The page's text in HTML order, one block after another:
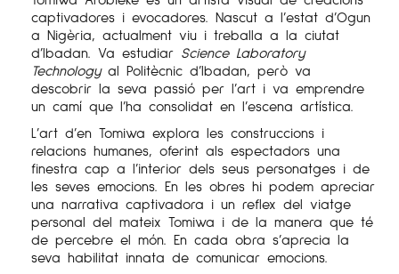
captivadores i evocadores. Nascut a l’estat d’Ogun
a Nigèria, actualment viu i treballa a la ciutat
d’Ibadan. Va estudiar Science Laboratory
Technologyal Politècnic d’Ibadan, però va
descobrir la seva passió per l’art i va emprendre
un camí que l’ha consolidat en l’escena artística.
L’art d’en Tomiwa explora les construccions i
relacions humanes, oferint als espectadors una
finestra cap a l’interior dels seus personatges i de
les seves emocions. En les obres hi podem apreciar
una narrativa captivadora i un reflex del viatge
personal del mateix Tomiwa i de la manera que té
de percebre el món. En cada obra s’aprecia la
seva habilitat innata de comunicar emocions.